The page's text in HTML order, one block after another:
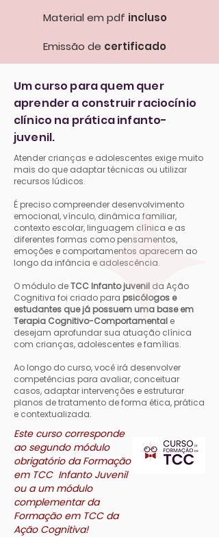
Material em pdf incluso
Emissão de certificado
Um curso para quem quer
aprender a construir raciocínio
clínico na prática infanto-
juvenil.
Atender crianças e adolescentes exige muito
mais do que adaptar técnicas ou utilizar
recursos lúdicos.
É preciso compreender desenvolvimento
emocional, vínculo, dinâmica familiar,
contexto escolar, linguagem clínica e as
diferentes formas como pensamentos,
emoções e comportamentos aparecem ao
longo da infância e adolescência.
O módulo deTCC Infanto juvenil da Ação
Cognitiva foi criado para psicólogos e
estudantes que já possuem uma base em
Terapia Cognitivo-Comportamental e
desejam aprofundar sua atuação clínica
com crianças, adolescentes e famílias.
Ao longo do curso, você irá desenvolver
competências para avaliar, conceituar
casos, adaptar intervenções e estruturar
planos de tratamento de forma ética, prática
e contextualizada.
Este curso corresponde
ao segundo módulo
obrigatório da Formação
em TCC Infanto Juvenil
ou a um módulo
complementar da
Formação em TCC da
Ação Cognitiva!